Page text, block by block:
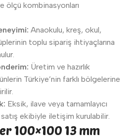
ölçü kombinasyonları
Anaokulu, kreş, okul,
toplu sipariş ihtiyaçlarına
Üretim ve hazırlık
Türkiye’nin farklı bölgelerine
Eksik, ilave veya tamamlayıcı
ekibiyle iletişim kurulabilir.
100×100 13 mm